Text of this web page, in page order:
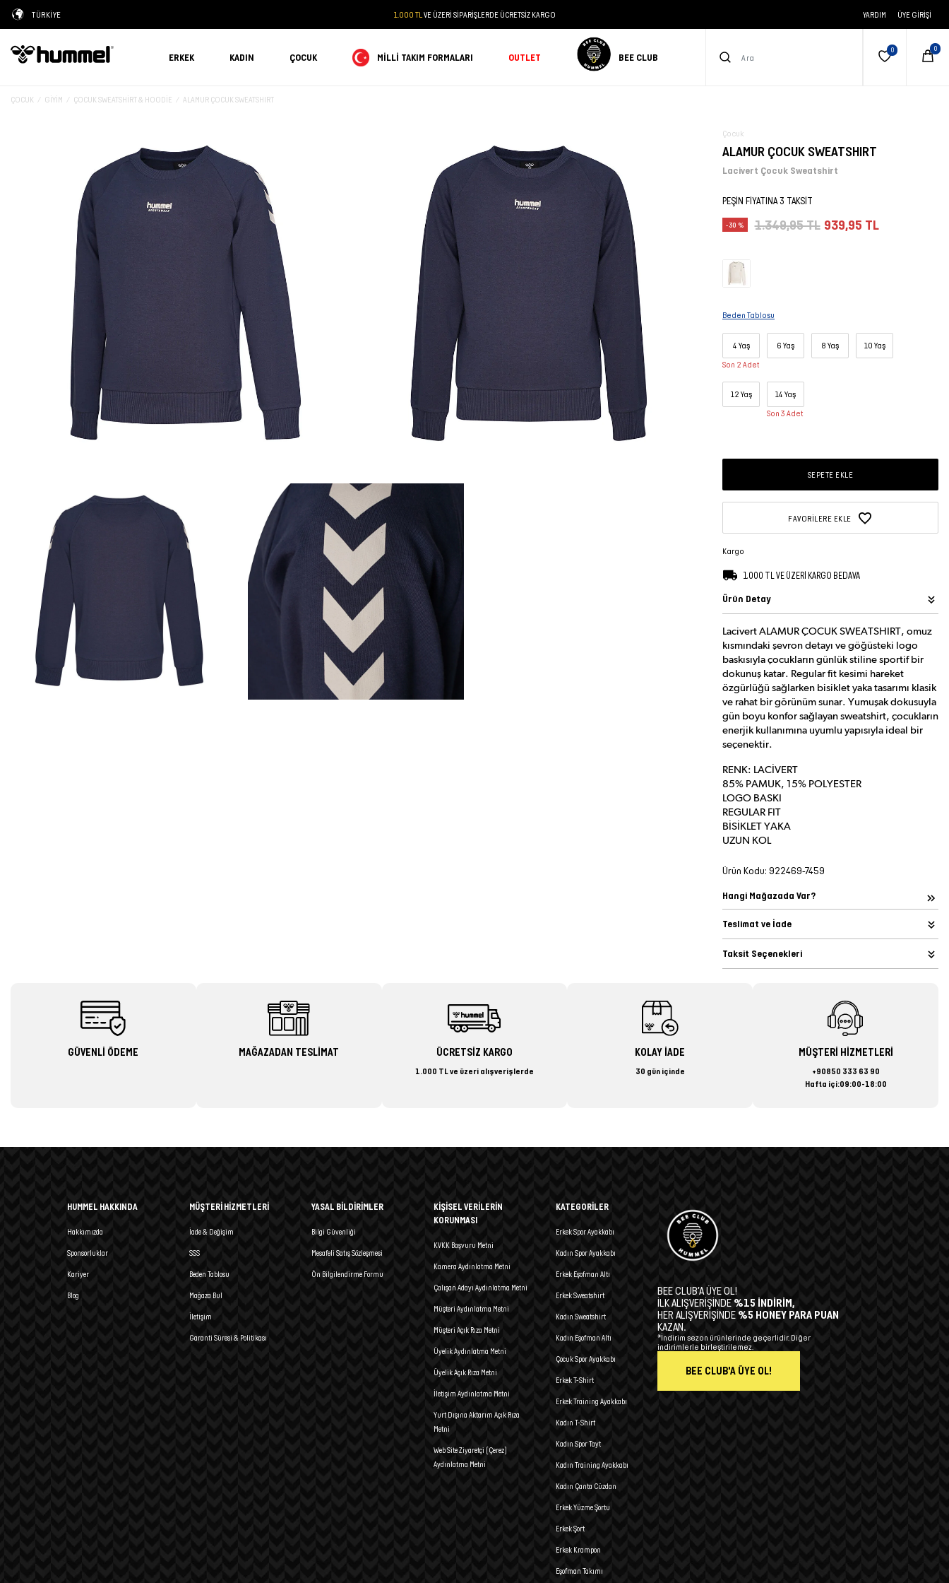
TÜRKİYE 1.000 TL VE ÜZERİ SİPARİŞLERDE ÜCRETSİZ KARGO YARDIM ÜYE GIRIŞI
ERKEK KADIN ÇOCUK MILLI TAKIM FORMALARI OUTLET BEE CLUB
ÇOCUK GIYIM ÇOCUK SWEATSHIRT & HOODIE ALAMUR ÇOCUK SWEATSHIRT
Çocuk
ALAMUR ÇOCUK SWEATSHIRT
Lacivert Çocuk Sweatshirt
PEŞİN FİYATINA 3 TAKSİT
-30 % 1.349,95 TL 939,95 TL
Beden Tablosu
4 Yaş
Son 2 Adet
6 Yaş 8 Yaş 10 Yaş
12 Yaş 14 Yaş
Son 3 Adet
SEPETE EKLE
FAVORILERE EKLE
Kargo
1.000 TL VE ÜZERİ KARGO BEDAVA
Ürün Detay
Lacivert ALAMUR ÇOCUK SWEATSHIRT, omuz
kısmındaki şevron detayı ve göğüsteki logo
baskısıyla çocukların günlük stiline sportif bir
dokunuş katar. Regular fit kesimi hareket
özgürlüğü sağlarken bisiklet yaka tasarımı klasik
ve rahat bir görünüm sunar. Yumuşak dokusuyla
gün boyu konfor sağlayan sweatshirt, çocukların
enerjik kullanımına uyumlu yapısıyla ideal bir
seçenektir.
RENK: LACİVERT
85% PAMUK, 15% POLYESTER
LOGO BASKI
REGULAR FIT
BİSİKLET YAKA
UZUN KOL
Ürün Kodu: 922469-7459
Hangi Mağazada Var?
Teslimat ve İade
Taksit Seçenekleri
GÜVENLİ ÖDEME MAĞAZADAN TESLİMAT ÜCRETSİZ KARGO
1.000 TL ve üzeri alışverişlerde
KOLAY İADE
30 gün içinde
MÜŞTERİ HİZMETLERİ
+90850 333 63 90
Hafta içi:09:00-18:00
HUMMEL HAKKINDA
Hakkımızda
Sponsorluklar
Kariyer
Blog
MÜŞTERİ HİZMETLERİ
İade & Değişim
SSS
Beden Tablosu
Mağaza Bul
İletişim
Garanti Süresi & Politikası
YASAL BİLDİRİMLER
Bilgi Güvenliği
Mesafeli Satış Sözleşmesi
Ön Bilgilendirme Formu
KİŞİSEL VERİLERİN
KORUNMASI
KVKK Başvuru Metni
Kamera Aydınlatma Metni
Çalışan Adayı Aydınlatma Metni
Müşteri Aydınlatma Metni
Müşteri Açık Rıza Metni
Üyelik Aydınlatma Metni
Üyelik Açık Rıza Metni
İletişim Aydınlatma Metni
Yurt Dışına Aktarım Açık Rıza
Metni
Web Site Ziyaretçi (Çerez)
Aydınlatma Metni
KATEGORİLER
Erkek Spor Ayakkabı
Kadın Spor Ayakkabı
Erkek Eşofman Altı
Erkek Sweatshirt
Kadın Sweatshirt
Kadın Eşofman Altı
Çocuk Spor Ayakkabı
Erkek T-Shirt
Erkek Training Ayakkabı
Kadın T-Shirt
Kadın Spor Tayt
Kadın Training Ayakkabı
Kadın Çanta Cüzdan
Erkek Yüzme Şortu
Erkek Şort
Erkek Krampon
Eşofman Takımı
BEE CLUB’A ÜYE OL!
İLK ALIŞVERİŞİNDE %15 İNDİRİM,
HER ALIŞVERİŞİNDE %5 HONEY PARA PUAN
KAZAN.
*İndirim sezon ürünlerinde geçerlidir. Diğer
indirimlerle birleştirilemez.
BEE CLUB'A ÜYE OL!